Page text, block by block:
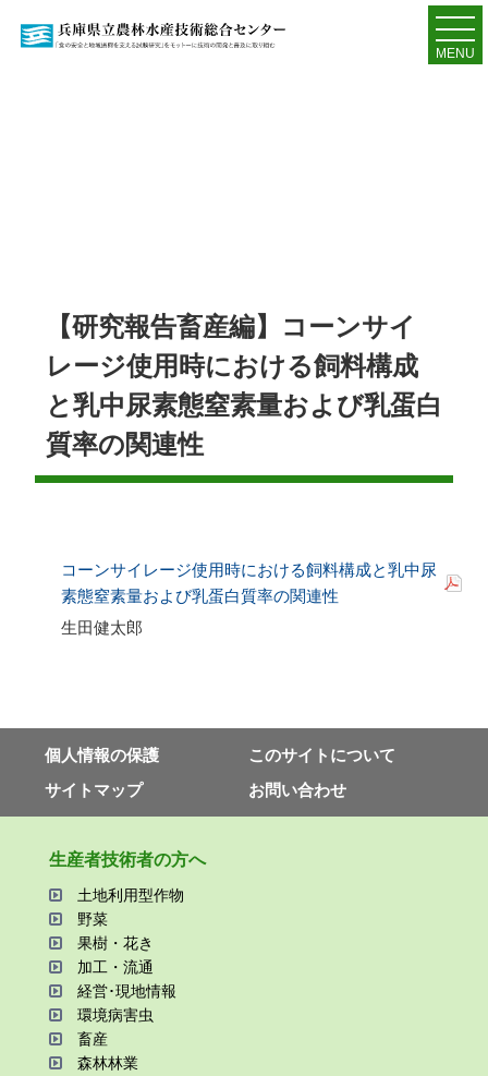
MENU
【研究報告畜産編】コーンサイ
レージ使用時における飼料構成
と乳中尿素態窒素量および乳蛋白
質率の関連性
コーンサイレージ使用時における飼料構成と乳中尿
素態窒素量および乳蛋白質率の関連性
生田健太郎
個⼈情報の保護
このサイトについて
サイトマップ
お問い合わせ
⽣産者技術者の⽅へ
⼟地利⽤型作物
野菜
果樹・花き
加⼯・流通
経営･現地情報
環境病害⾍
畜産
森林林業